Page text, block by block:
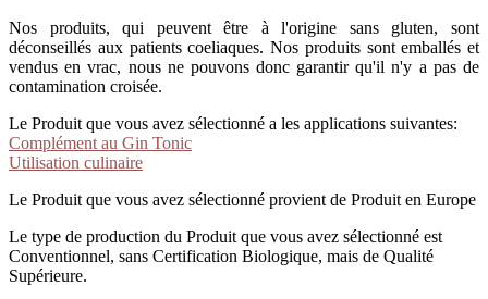
Nos produits, qui peuvent être à l'origine sans gluten, sont
déconseillés aux patients coeliaques. Nos produits sont emballés et
vendus en vrac, nous ne pouvons donc garantir qu'il n'y a pas de
contamination croisée.
Le Produit que vous avez sélectionné a les applications suivantes:
Complément au Gin Tonic
Utilisation culinaire
Le Produit que vous avez sélectionné provient de Produit en Europe
Le type de production du Produit que vous avez sélectionné est
Conventionnel, sans Certification Biologique, mais de Qualité
Supérieure.